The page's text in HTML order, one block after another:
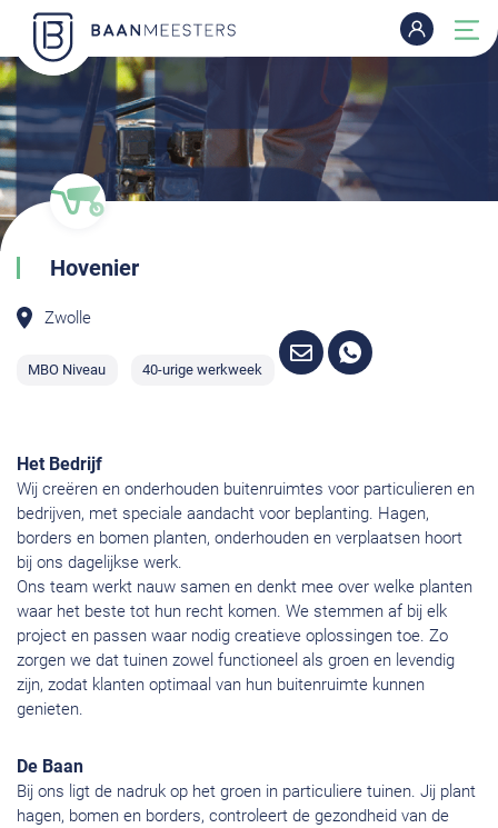
Hovenier
Zwolle
MBO Niveau 40-urige werkweek
Het Bedrijf
Wij creëren en onderhouden buitenruimtes voor particulieren en
bedrijven, met speciale aandacht voor beplanting. Hagen,
borders en bomen planten, onderhouden en verplaatsen hoort
bij ons dagelijkse werk.
Ons team werkt nauw samen en denkt mee over welke planten
waar het beste tot hun recht komen. We stemmen af bij elk
project en passen waar nodig creatieve oplossingen toe. Zo
zorgen we dat tuinen zowel functioneel als groen en levendig
zijn, zodat klanten optimaal van hun buitenruimte kunnen
genieten.
De Baan
Bij ons ligt de nadruk op het groen in particuliere tuinen. Jij plant
hagen, bomen en borders, controleert de gezondheid van de